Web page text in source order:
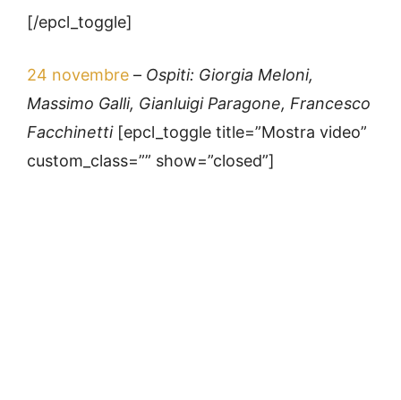
[/epcl_toggle]
24 novembre – Ospiti: Giorgia Meloni,
Massimo Galli, Gianluigi Paragone, Francesco
Facchinetti [epcl_toggle title=”Mostra video”
custom_class=”” show=”closed”]